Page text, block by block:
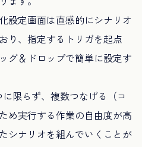
設定画面は直感的にシナリオ
り、指定するトリガを起点
グ＆ドロップで簡単に設定す
限らず、複数つなげる（コ
め実行する作業の自由度が高
シナリオを組んでいくことが